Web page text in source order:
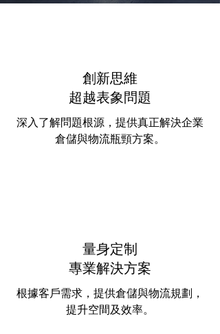
創新思維
​超越表象問題
深入了解問題根源，提供真正解決企業
倉儲與物流瓶頸方案。
量身定制
​專業解決方案
根據客戶需求，提供倉儲與物流規劃，
提升空間及效率。